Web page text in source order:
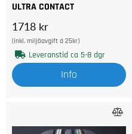
ULTRA CONTACT
1718 kr
(inkl. miljöavgift á 25kr)
Leveranstid ca 5-8 dgr
Info